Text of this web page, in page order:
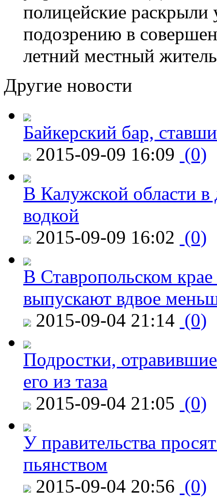
полицейские
подозрению в
летний местный
Другие новости
Байкерский бар,
2015-09-09 16:09 (0)
В Калужской области в
водкой
2015-09-09 16:02 (0)
В Ставропольском
выпускают вдвое
2015-09-04 21:14 (0)
Подростки,
его из таза
2015-09-04 21:05 (0)
У правительства
пьянством
2015-09-04 20:56 (0)